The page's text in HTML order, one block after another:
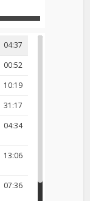
04:37
00:52
10:19
31:17
04:34
13:06
07:36